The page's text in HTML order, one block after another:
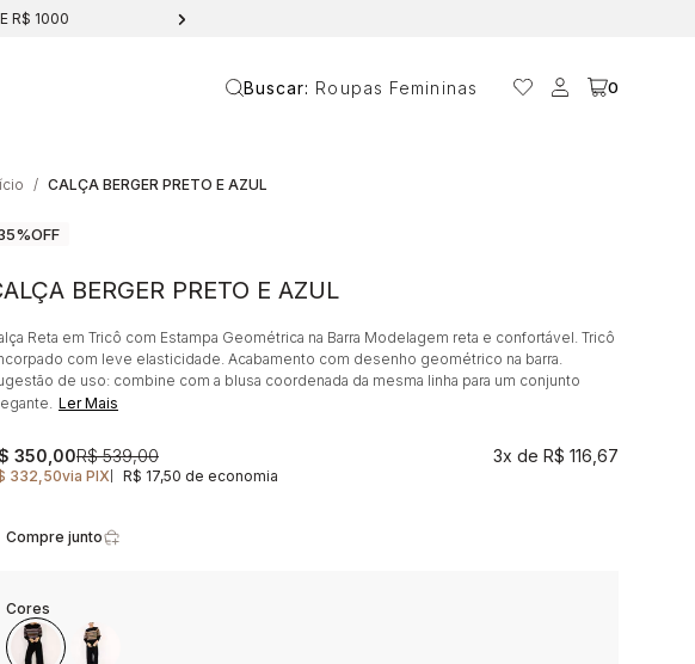
R$ 1000
Buscar: Roupas Femininas 0
CALÇA BERGER PRETO E AZUL
OFF
BERGER PRETO E AZUL
Reta em Tricô com Estampa Geométrica na Barra Modelagem reta e confortável. Tricô
com leve elasticidade. Acabamento com desenho geométrico na barra.
de uso: combine com a blusa coordenada da mesma linha para um conjunto
Ler Mais
332,50via PIX R$ 17,50 de economia
R$ 539,00
350,00 3x R$ 116,67
Compre junto